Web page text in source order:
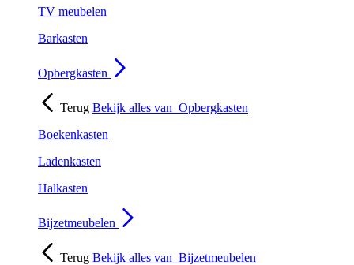
TV meubelen
Barkasten
Opbergkasten
Terug Bekijk alles van Opbergkasten
Boekenkasten
Ladenkasten
Halkasten
Bijzetmeubelen
Terug Bekijk alles van Bijzetmeubelen